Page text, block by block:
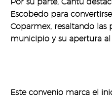
Escobedo para
Coparmex, resaltando las
municipio y su apertura
Este convenio marca el